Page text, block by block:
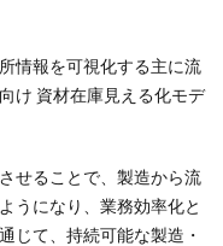
情報を可視化する主に流
け 資材在庫見える化モデ
せることで、製造から流
うになり、業務効率化と
じて、持続可能な製造・